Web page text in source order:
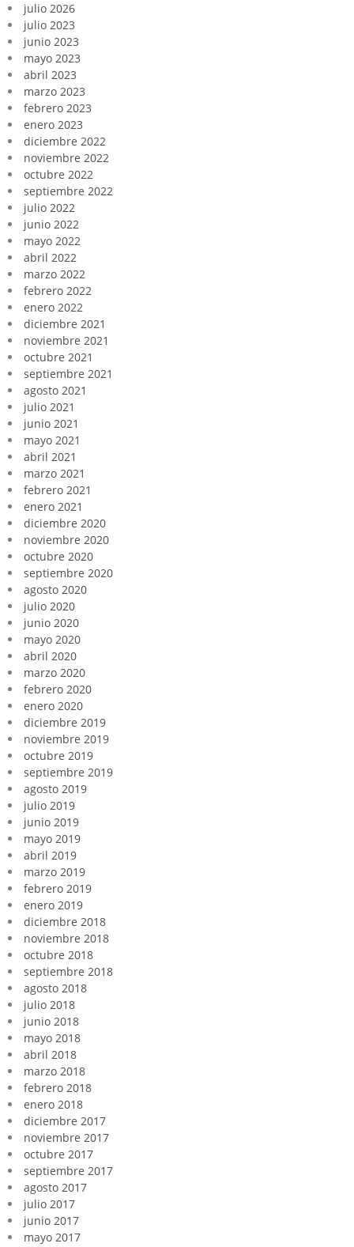
julio 2026
julio 2023
junio 2023
mayo 2023
abril 2023
marzo 2023
febrero 2023
enero 2023
diciembre 2022
noviembre 2022
octubre 2022
septiembre 2022
julio 2022
junio 2022
mayo 2022
abril 2022
marzo 2022
febrero 2022
enero 2022
diciembre 2021
noviembre 2021
octubre 2021
septiembre 2021
agosto 2021
julio 2021
junio 2021
mayo 2021
abril 2021
marzo 2021
febrero 2021
enero 2021
diciembre 2020
noviembre 2020
octubre 2020
septiembre 2020
agosto 2020
julio 2020
junio 2020
mayo 2020
abril 2020
marzo 2020
febrero 2020
enero 2020
diciembre 2019
noviembre 2019
octubre 2019
septiembre 2019
agosto 2019
julio 2019
junio 2019
mayo 2019
abril 2019
marzo 2019
febrero 2019
enero 2019
diciembre 2018
noviembre 2018
octubre 2018
septiembre 2018
agosto 2018
julio 2018
junio 2018
mayo 2018
abril 2018
marzo 2018
febrero 2018
enero 2018
diciembre 2017
noviembre 2017
octubre 2017
septiembre 2017
agosto 2017
julio 2017
junio 2017
mayo 2017